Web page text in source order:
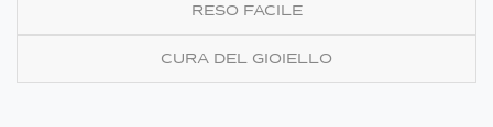
RESO FACILE
CURA DEL GIOIELLO